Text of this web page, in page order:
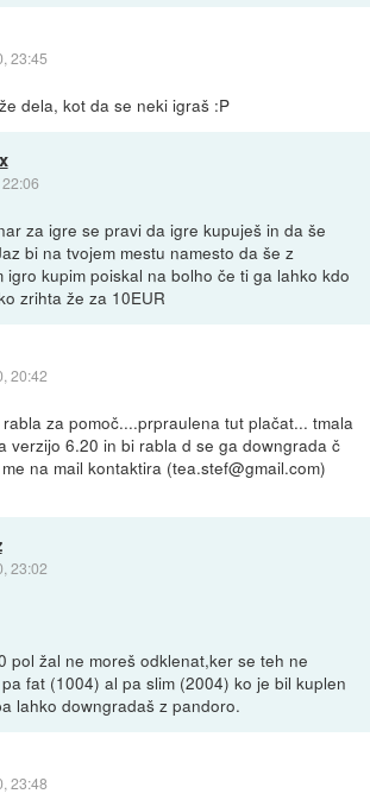
23:45
dela, kot da se neki igraš :P
za igre se pravi da igre kupuješ in da še
bi na tvojem mestu namesto da še z
igro kupim poiskal na bolho če ti ga lahko kdo
zrihta že za 10EUR
20:42
za pomoč....prpraulena tut plačat... tmala
verzijo 6.20 in bi rabla d se ga downgrada č
na mail kontaktira (tea.stef@gmail.com)
23:02
pol žal ne moreš odklenat,ker se teh ne
fat (1004) al pa slim (2004) ko je bil kuplen
lahko downgradaš z pandoro.
23:48